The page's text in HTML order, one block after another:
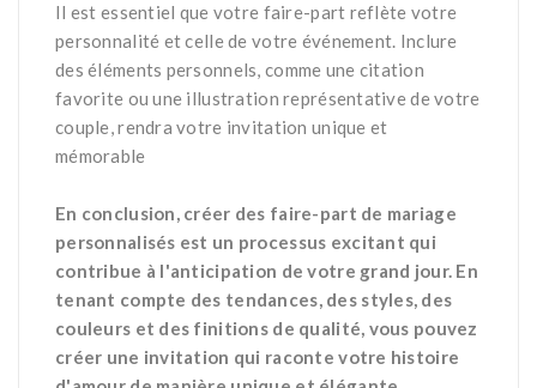
Il est essentiel que votre faire-part reflète votre
personnalité et celle de votre événement. Inclure
des éléments personnels, comme une citation
favorite ou une illustration représentative de votre
couple, rendra votre invitation unique et
mémorable​
En conclusion, créer des faire-part de mariage
personnalisés est un processus excitant qui
contribue à l'anticipation de votre grand jour. En
tenant compte des tendances, des styles, des
couleurs et des finitions de qualité, vous pouvez
créer une invitation qui raconte votre histoire